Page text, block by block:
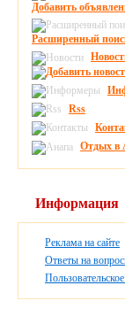
Добавить
Расширенный
Rss
Отдых в
Информация
Реклама на сайте
Ответы на